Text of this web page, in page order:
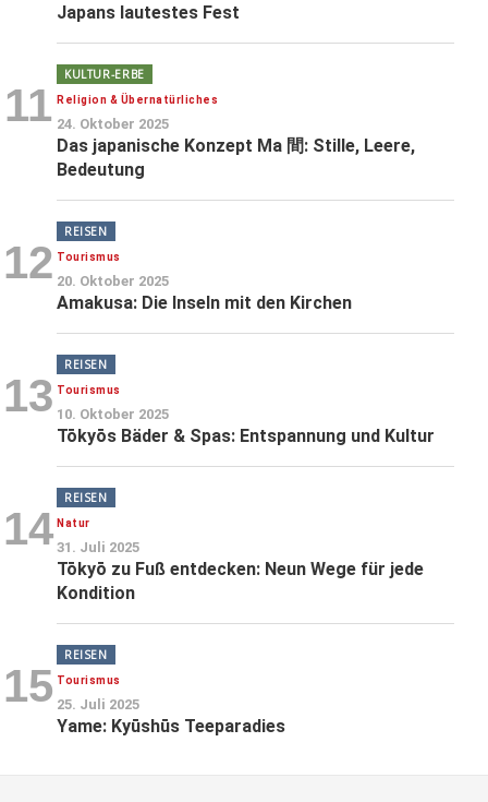
Japans lautestes Fest
11
KULTUR-ERBE
Religion & Übernatürliches
24. Oktober 2025
Das japanische Konzept Ma 間: Stille, Leere,
Bedeutung
12
REISEN
Tourismus
20. Oktober 2025
Amakusa: Die Inseln mit den Kirchen
13
REISEN
Tourismus
10. Oktober 2025
Tōkyōs Bäder & Spas: Entspannung und Kultur
14
REISEN
Natur
31. Juli 2025
Tōkyō zu Fuß entdecken: Neun Wege für jede
Kondition
15
REISEN
Tourismus
25. Juli 2025
Yame: Kyūshūs Teeparadies